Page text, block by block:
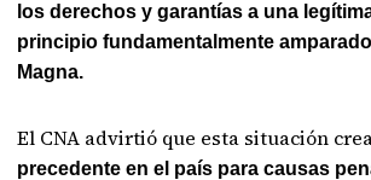
los derechos y garantías a una
principio fundamentalmente
Magna.
El CNA advirtió que esta situación
precedente en el país para causas